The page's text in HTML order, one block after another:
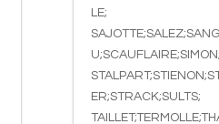
LE;
ER;STRACK;SULTS;